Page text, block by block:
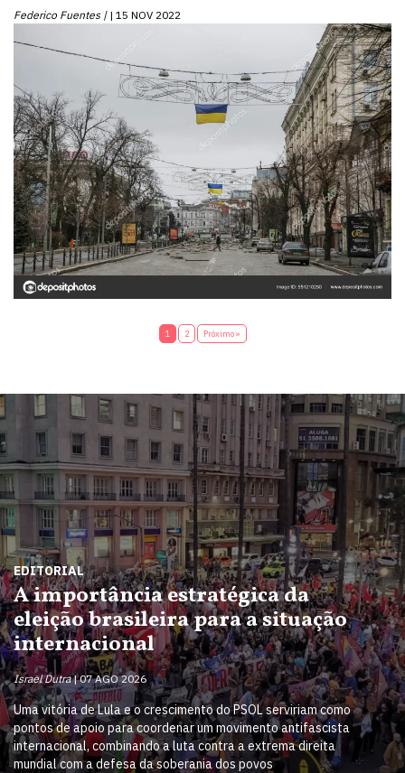
Federico Fuentes | 15 NOV 2022
1 2 Próximo »
EDITORIAL
A importância estratégica da
eleição brasileira para a situação
internacional
Israel Dutra 07 AGO 2026
Uma vitória de Lula e o crescimento do PSOL serviriam como
pontos de apoio para coordenar um movimento antifascista
internacional, combinando a luta contra a extrema direita
mundial com a defesa da soberania dos povos